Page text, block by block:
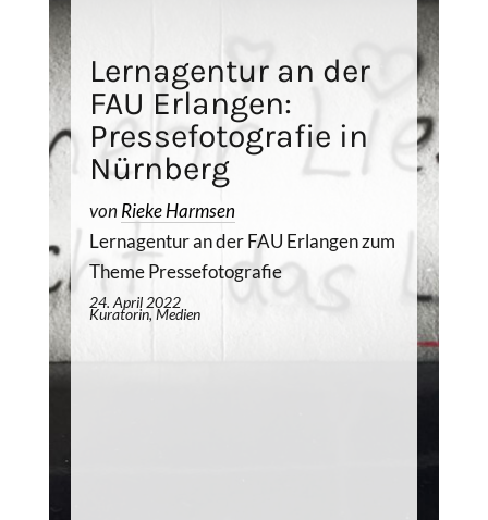
Lernagentur an der
FAU Erlangen:
Pressefotografie in
Nürnberg
vonRieke Harmsen
Lernagentur an der FAU Erlangen zum
Theme Pressefotografie
24. April 2022
Kuratorin, Medien